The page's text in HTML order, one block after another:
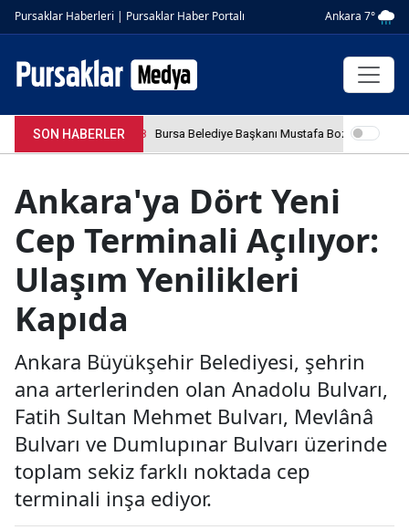
Pursaklar Haberleri | Pursaklar Haber Portalı Ankara 7°
SON HABERLER
4.04.2026 12:36:08 Bursa Belediye Başkanı Mustafa Bozbey
Ankara'ya Dört Yeni
Cep Terminali Açılıyor:
Ulaşım Yenilikleri
Kapıda
Ankara Büyükşehir Belediyesi, şehrin
ana arterlerinden olan Anadolu Bulvarı,
Fatih Sultan Mehmet Bulvarı, Mevlânâ
Bulvarı ve Dumlupınar Bulvarı üzerinde
toplam sekiz farklı noktada cep
terminali inşa ediyor.